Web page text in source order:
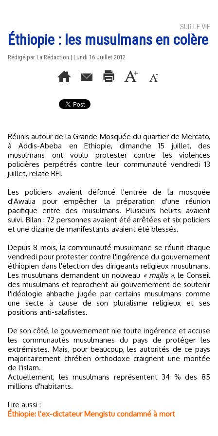
SUR LE VIF
Éthiopie : les musulmans en colère
Rédigé par La Rédaction | Lundi 16 Juillet 2012
Réunis autour de la Grande Mosquée du quartier de Mercato,
à Addis-Abeba en Ethiopie, dimanche 15 juillet, des
musulmans ont voulu protester contre les violences
policières perpétrés contre leur communauté vendredi 13
juillet, relate RFI.
Les policiers avaient défoncé l'entrée de la mosquée
d'Awalia pour empêcher la préparation d'une réunion
pacifique entre des musulmans. Plusieurs heurts avaient
suivi. Bilan : 72 personnes avaient été arrêtées et six policiers
et une dizaine de manifestants avaient été blessés.
Depuis 8 mois, la communauté musulmane se réunit chaque
vendredi pour protester contre l'ingérence du gouvernement
éthiopien dans l'élection des dirigeants religieux musulmans.
Les musulmans demandent un nouveau « majlis », le Conseil
des musulmans et reprochent au gouvernement de soutenir
l'idéologie ahbache jugée par certains musulmans comme
une secte à cause de son pluralisme religieux et ses
positions anti-salafistes.
De son côté, le gouvernement nie toute ingérence et accuse
les communautés musulmanes du pays de protéger les
extrémistes. Mais, pour beaucoup, les autorités de ce pays
majoritairement chrétien orthodoxe craignent une montée
de l'islam.
Actuellement, les musulmans représentent 34 % des 85
millions d'habitants.
Lire aussi :
Éthiopie: l'ex-dictateur Mengistu condamné à mort